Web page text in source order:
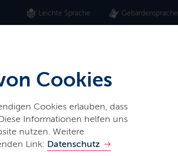
Cookies
Cookies erlauben, dass
Informationen helfen uns
nutzen. Weitere
Link: Datenschutz
Leichte Sprache Gebärdensprache